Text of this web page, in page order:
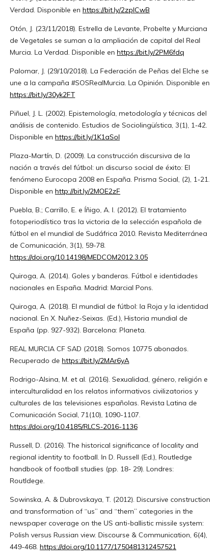
Verdad. Disponible en https://bit.ly/2zpICwB
Otón, J. (23/11/2018). Estrella de Levante, Probelte y Murciana
de Vegetales se suman a la ampliación de capital del Real
Murcia. La Verdad. Disponible en https://bit.ly/2PM6fdq
Palomar, J. (29/10/2018). La Federación de Peñas del Elche se
une a la campaña #SOSRealMurcia. La Opinión. Disponible en
https://bit.ly/30yk2FT
Piñuel, J. L. (2002). Epistemología, metodología y técnicas del
análisis de contenido. Estudios de Sociolingüística, 3(1), 1-42.
Disponible en https://bit.ly/1K1aSoI
Plaza-Martín, D. (2009). La construcción discursiva de la
nación a través del fútbol: un discurso social de éxito: El
fenómeno Eurocopa 2008 en España. Prisma Social, (2), 1-21.
Disponible en http://bit.ly/2MOE2zF
Puebla, B.; Carrillo, E. e Íñigo, A. I. (2012). El tratamiento
fotoperiodístico tras la victoria de la selección española de
fútbol en el mundial de Sudáfrica 2010. Revista Mediterránea
de Comunicación, 3(1), 59-78.
https://doi.org/10.14198/MEDCOM2012.3.05
Quiroga, A. (2014). Goles y banderas. Fútbol e identidades
nacionales en España. Madrid: Marcial Pons.
Quiroga, A. (2018). El mundial de fútbol: la Roja y la identidad
nacional. En X. Nuñez-Seixas. (Ed.), Historia mundial de
España (pp. 927-932). Barcelona: Planeta.
REAL MURCIA CF SAD (2018). Somos 10775 abonados.
Recuperado de https://bit.ly/2MAr6yA
Rodrigo-Alsina, M. et al. (2016). Sexualidad, género, religión e
interculturalidad en los relatos informativos civilizatorios y
culturales de las televisiones españolas. Revista Latina de
Comunicación Social, 71(10), 1090-1107.
https://doi.org/10.4185/RLCS-2016-1136
Russell, D. (2016). The historical significance of locality and
regional identity to football. In D. Russell (Ed.), Routledge
handbook of football studies (pp. 18- 29). Londres:
Routldege.
Sowinska, A. & Dubrovskaya, T. (2012). Discursive construction
and transformation of “us” and “them” categories in the
newspaper coverage on the US anti-ballistic missile system:
Polish versus Russian view. Discourse & Communication, 6(4),
449-468. https://doi.org/10.1177/1750481312457521